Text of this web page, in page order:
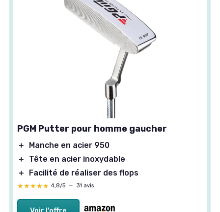
PGM Putter pour homme gaucher
＋
Manche en acier 950
＋
Tête en acier inoxydable
＋
Facilité de réaliser des flops
★★★★★
★★★★★ 4,8/5 — 31 avis